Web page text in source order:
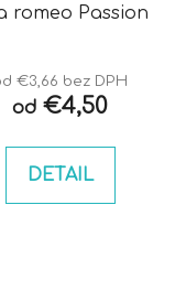
romeo Passion
€3,66 bez DPH
od €4,50
DETAIL